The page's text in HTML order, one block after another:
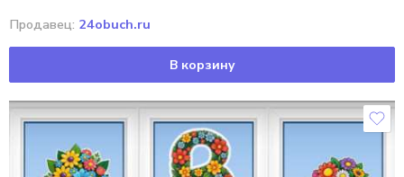
Продавец: 24obuch.ru
В корзину